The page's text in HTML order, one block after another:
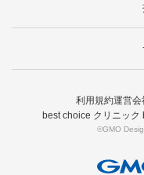
利用規約運営会
best choice クリニック
©GMO